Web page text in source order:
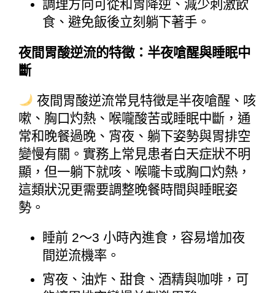
調理方向可從和胃降逆、減少刺激飲
食、避免飯後立刻躺下著手。
夜間胃酸逆流的特徵：半夜嗆醒與睡眠中
斷
夜間胃酸逆流常見特徵是半夜嗆醒、咳
嗽、胸口灼熱、喉嚨酸苦或睡眠中斷，通
常和晚餐過晚、宵夜、躺下姿勢與胃排空
變慢有關。實務上常見患者白天症狀不明
顯，但一躺下就咳、喉嚨卡或胸口灼熱，
這類狀況更需要調整晚餐時間與睡眠姿
勢。
睡前 2～3 小時內進食，容易增加夜
間逆流機率。
宵夜、油炸、甜食、酒精與咖啡，可